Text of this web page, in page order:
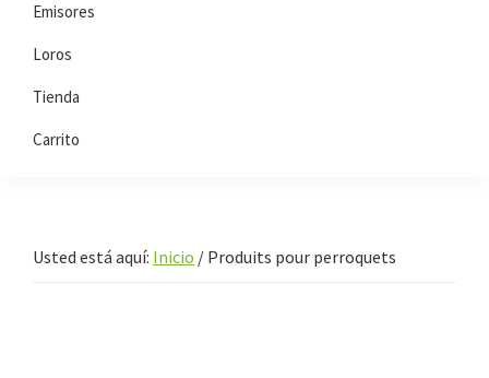
Emisores
Loros
Tienda
Carrito
Usted está aquí: Inicio / Produits pour perroquets